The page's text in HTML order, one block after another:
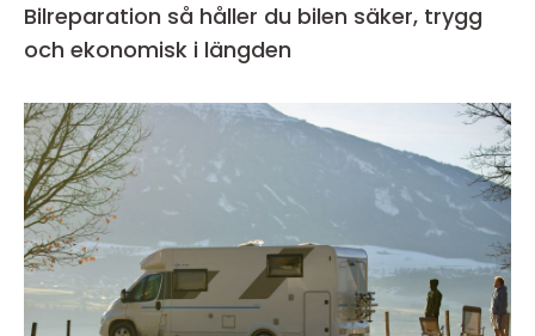
Bilreparation så håller du bilen säker, trygg
och ekonomisk i längden